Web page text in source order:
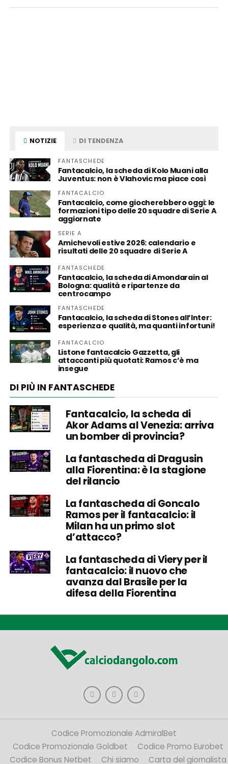
NOTIZIE DI TENDENZA
FANTASCHEDE
Fantacalcio, la scheda di Kolo Muani alla
Juventus: non è Vlahovic ma piace così
FANTACALCIO
Fantacalcio, come giocherebbero oggi: le
formazioni tipo delle 20 squadre di Serie A
aggiornate
SERIE A
Amichevoli estive 2026: calendario e
risultati delle 20 squadre di Serie A
FANTASCHEDE
Fantacalcio, la scheda di Amondarain al
Bologna: qualità e ripartenze da
centrocampo
FANTASCHEDE
Fantacalcio, la scheda di Stones all’Inter:
esperienza e qualità, ma quanti infortuni!
FANTACALCIO
Listone fantacalcio Gazzetta, gli
attaccanti più quotati: Ramos c’è ma
insegue
DI PIÙ IN FANTASCHEDE
Fantacalcio, la scheda di
Akor Adams al Venezia: arriva
un bomber di provincia?
La fantascheda di Dragusin
alla Fiorentina: è la stagione
del rilancio
La fantascheda di Goncalo
Ramos per il fantacalcio: il
Milan ha un primo slot
d’attacco?
La fantascheda di Viery per il
fantacalcio: il nuovo che
avanza dal Brasile per la
difesa della Fiorentina
Codice Promozionale AdmiralBet
Codice Promozionale Goldbet
Codice Promo Eurobet
Codice Bonus Netbet
Chi siamo Carta del giornalista